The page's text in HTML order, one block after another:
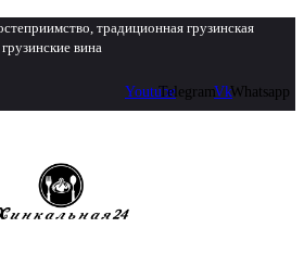
традиционная грузинская
вина
YoutubeTelegramVkWhatsapp